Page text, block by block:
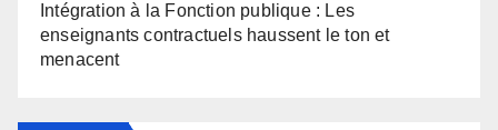
Intégration à la Fonction publique : Les
enseignants contractuels haussent le ton et
menacent